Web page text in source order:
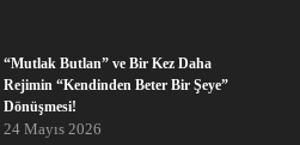
“Mutlak Butlan” ve Bir Kez Daha
Rejimin “Kendinden Beter Bir Şeye”
Dönüşmesi!
24 Mayıs 2026